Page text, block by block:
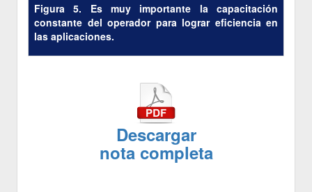
Figura 5. Es muy importante la capacitación
constante del operador para lograr eficiencia en
las aplicaciones.
Descargar
nota completa